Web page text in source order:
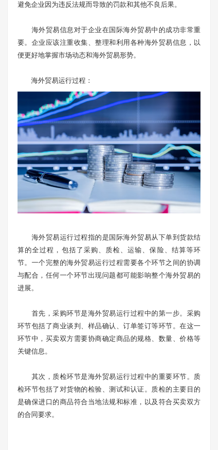
避免企业因为违反法规而导致的罚款和其他不良后果。
海外贸易信息对于企业在国际海外贸易中的成功非常重
要。企业应该注重收集、整理和利用各种海外贸易信息，以
便更好地掌握市场动态和海外贸易形势。
海外贸易运行过程：
海外贸易运行过程指的是国际海外贸易从下单到货款结
算的全过程，包括了采购、质检、运输、保险、结算等环
节。一个完整的海外贸易运行过程需要各个环节之间的协调
与配合，任何一个环节出现问题都可能影响整个海外贸易的
进展。
首先，采购环节是海外贸易运行过程中的第一步。采购
环节包括了商业谈判、样品确认、订单签订等环节。在这一
环节中，买卖双方需要协商确定商品的规格、数量、价格等
关键信息。
其次，质检环节是海外贸易运行过程中的重要环节。质
检环节包括了对货物的检验、测试和认证。质检的主要目的
是确保进口的商品符合当地法规和标准，以及符合买卖双方
的合同要求。